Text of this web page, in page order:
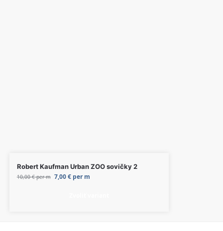
Robert Kaufman Urban ZOO sovičky 2
10,00€per m 7,00€per m